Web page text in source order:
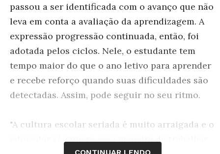
passou a ser identificada com o avanço que não
leva em conta a avaliação da aprendizagem. A
expressão progressão continuada, então, foi
adotada pelos ciclos. Nele, o estudante tem
tempo maior do que o ano letivo para aprender
e recebe reforço quando suas dificuldades são
detectadas. Assim, pode seguir no seu ritmo.
"A cultura escolar seriada é muito arraigada e o
educador só supera essa maneira de trabalhar